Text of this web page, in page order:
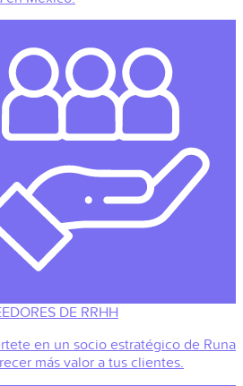
DE RRHH
en un socio estratégico de Runa
más valor a tus clientes.